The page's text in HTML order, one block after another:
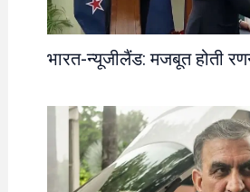
भारत-न्यूजीलैंड: मजबूत होती